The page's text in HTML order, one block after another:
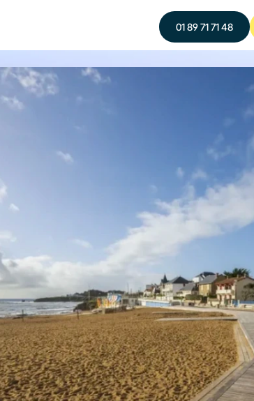
‍01 89 71 71 48